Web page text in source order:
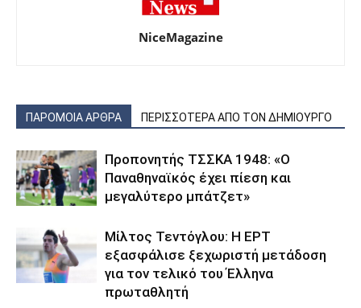
NiceMagazine
ΠΑΡΟΜΟΙΑ ΑΡΘΡΑ ΠΕΡΙΣΣΟΤΕΡΑ ΑΠΟ ΤΟΝ ΔΗΜΙΟΥΡΓΟ
Προπονητής ΤΣΣΚΑ 1948: «Ο
Παναθηναϊκός έχει πίεση και
μεγαλύτερο μπάτζετ»
Μίλτος Τεντόγλου: Η ΕΡΤ
εξασφάλισε ξεχωριστή μετάδοση
για τον τελικό του Έλληνα
πρωταθλητή